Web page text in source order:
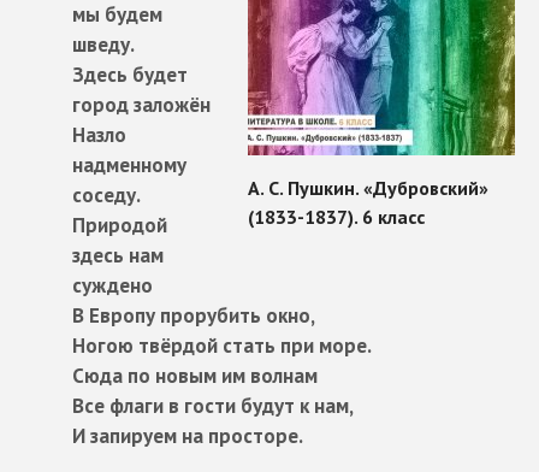
мы будем
шведу.
Здесь будет
город заложён
Назло
надменному
соседу.
Природой
здесь нам
суждено
В Европу прорубить окно,
Ногою твёрдой стать при море.
Сюда по новым им волнам
Все флаги в гости будут к нам,
И запируем на просторе.